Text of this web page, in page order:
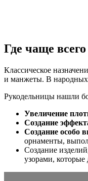
Где чаще
Классическое
и манжеты. В народных
Рукодельницы нашли
Увеличение
Создание
Создание особо
орнаменты,
Создание
узорами, которые